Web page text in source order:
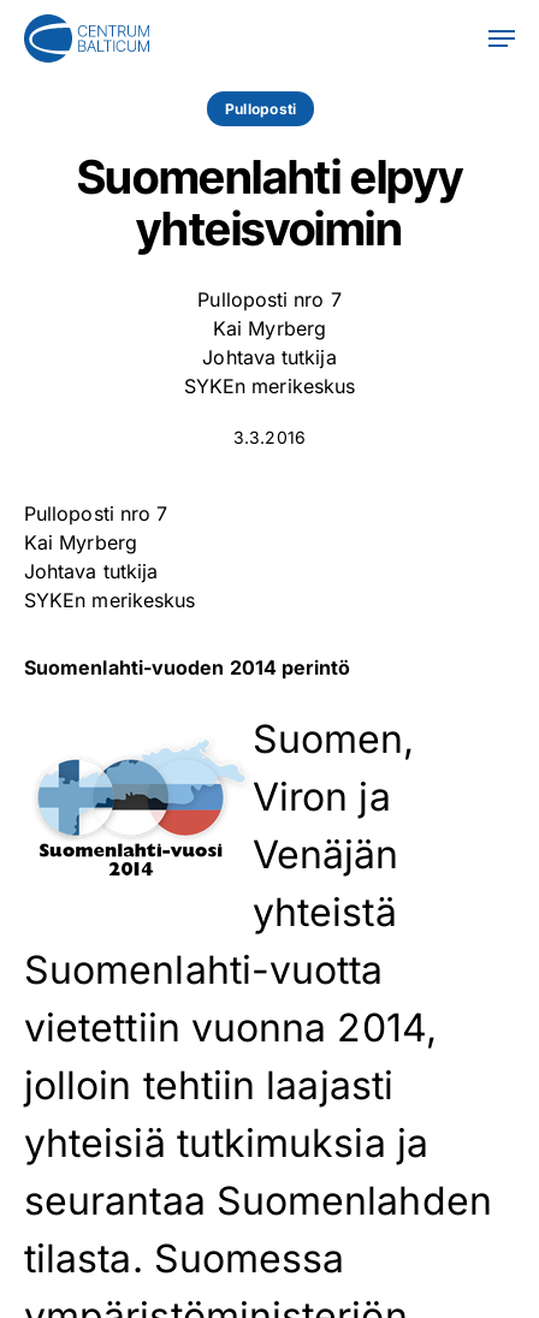
Skip
Pulloposti
Suomenlahti elpyy
yhteisvoimin
Pulloposti nro 7
Kai Myrberg
Johtava tutkija
SYKEn merikeskus
3.3.2016
Pulloposti nro 7
Kai Myrberg
Johtava tutkija
SYKEn merikeskus
Suomenlahti-vuoden 2014 perintö
Suomen,
Viron ja
Venäjän
yhteistä
Suomenlahti-vuotta
vietettiin vuonna 2014,
jolloin tehtiin laajasti
yhteisiä tutkimuksia ja
seurantaa Suomenlahden
tilasta. Suomessa